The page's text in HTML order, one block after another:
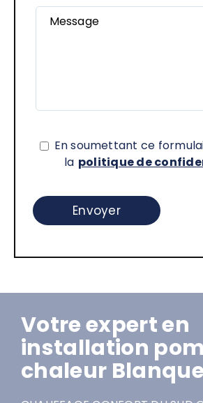
Message
En soumettant ce
la politique de
Votre expert en
installation
chaleur